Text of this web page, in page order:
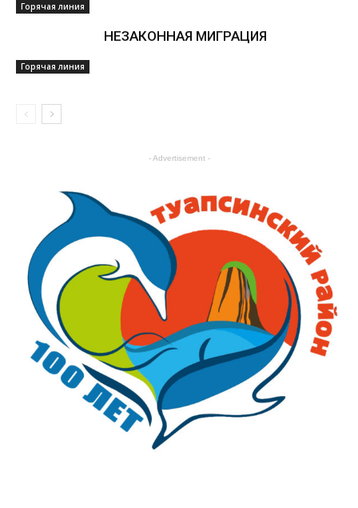
Горячая линия
Горячая линия
НЕЗАКОННАЯ МИГРАЦИЯ
- Advertisement -